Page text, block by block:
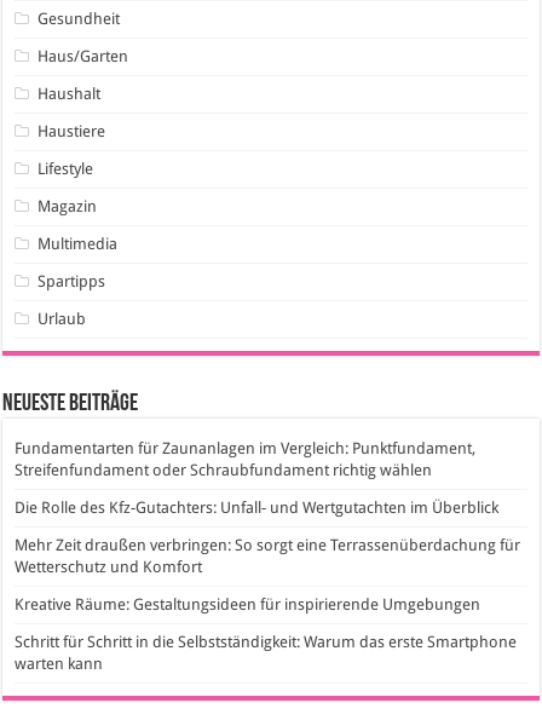
Gesundheit
Haus/Garten
Haushalt
Haustiere
Lifestyle
Magazin
Multimedia
Spartipps
Urlaub
Neueste Beiträge
Fundamentarten für Zaunanlagen im Vergleich: Punktfundament,
Streifenfundament oder Schraubfundament richtig wählen
Die Rolle des Kfz-Gutachters: Unfall- und Wertgutachten im Überblick
Mehr Zeit draußen verbringen: So sorgt eine Terrassenüberdachung für
Wetterschutz und Komfort
Kreative Räume: Gestaltungsideen für inspirierende Umgebungen
Schritt für Schritt in die Selbstständigkeit: Warum das erste Smartphone
warten kann